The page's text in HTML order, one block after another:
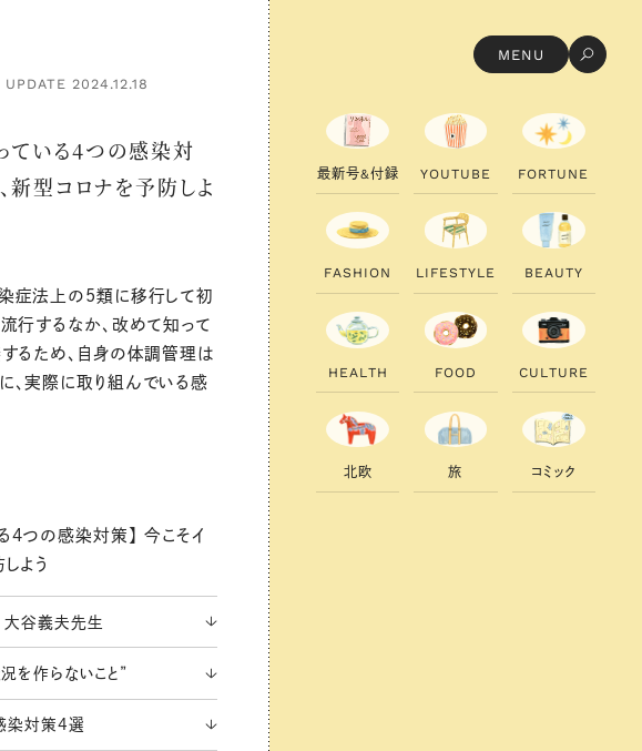
MENU
2024.12.18
ている4つの感染対
新型コロナを予防しよ
症法上の5類に移行して初
行するなか、改めて知って
るため、自身の体調管理は
、実際に取り組んでいる感
4つの感染対策】 今こそイ
よう
谷義夫先生
を作らないこと”
染対策4選
最新号&付録 YOUTU B E FORTU N E
FAS H ION LI FESTYLE B EAUTY
H EALTH FOOD CU LTU RE
北欧 旅 コ ミ ック